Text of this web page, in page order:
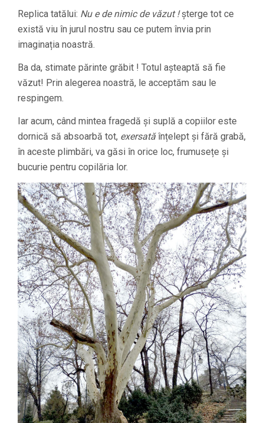
Replica tatălui: Nu e de nimic de văzut !șterge tot ce
există viu în jurul nostru sau ce putem învia prin
imaginația noastră.
Ba da, stimate părinte grăbit ! Totul așteaptă să fie
văzut! Prin alegerea noastră, le acceptăm sau le
respingem.
Iar acum, când mintea fragedă și suplă a copiilor este
dornică să absoarbă tot, exersatăînțelept și fără grabă,
în aceste plimbări, va găsi în orice loc, frumusețe și
bucurie pentru copilăria lor.